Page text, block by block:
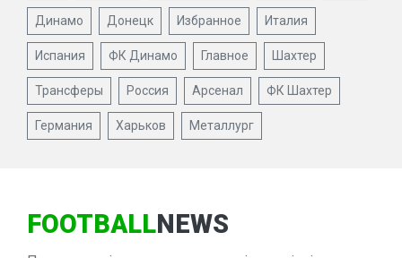
Динамо Донецк Избранное Италия
Испания ФК Динамо Главное Шахтер
Трансферы Россия Арсенал ФК Шахтер
Германия Харьков Металлург
FOOTBALLNEWS